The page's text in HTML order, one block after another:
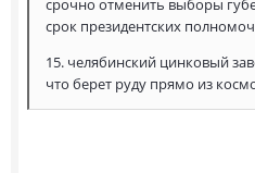
срочно отменить выборы
срок президентских
15. челябинский цинковый
что берет руду прямо из